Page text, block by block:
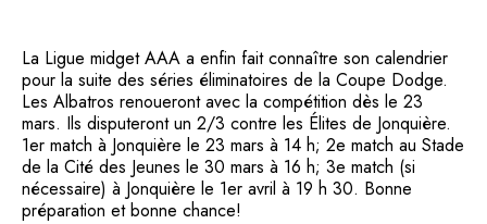
La Ligue midget AAA a enfin fait connaître son calendrier
pour la suite des séries éliminatoires de la Coupe Dodge.
Les Albatros renoueront avec la compétition dès le 23
mars. Ils disputeront un 2/3 contre les Élites de Jonquière.
1er match à Jonquière le 23 mars à 14 h; 2e match au Stade
de la Cité des Jeunes le 30 mars à 16 h; 3e match (si
nécessaire) à Jonquière le 1er avril à 19 h 30. Bonne
préparation et bonne chance!